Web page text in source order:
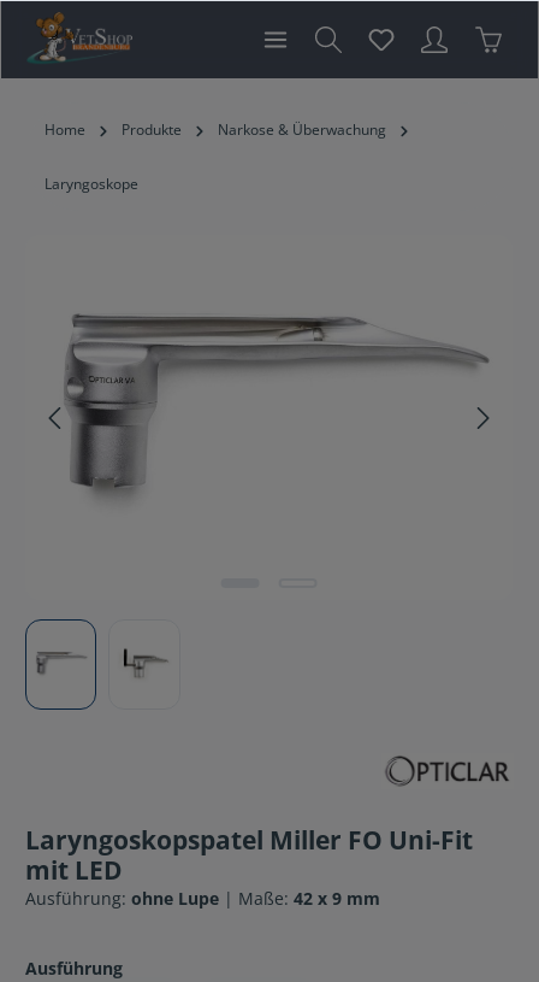
springen
Home Produkte Narkose & Überwachung
Laryngoskope
Laryngoskopspatel Miller FO Uni-Fit
mit LED
Ausführung:ohne Lupe | Maße:42 x 9 mm
Ausführung